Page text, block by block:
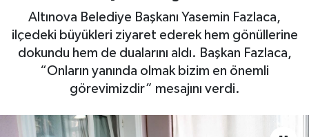
Altınova Belediye Başkanı Yasemin Fazlaca,
ilçedeki büyükleri ziyaret ederek hem gönüllerine
dokundu hem de dualarını aldı. Başkan Fazlaca,
“Onların yanında olmak bizim en önemli
görevimizdir” mesajını verdi.
Yaşam